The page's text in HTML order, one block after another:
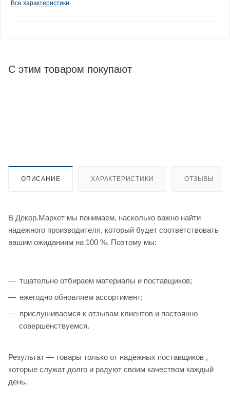
Все характеристики
С этим товаром покупают
ОПИСАНИЕ ХАРАКТЕРИСТИКИ ОТЗЫВЫ
В Декор.Маркет мы понимаем, насколько важно найти
надежного производителя, который будет соответствовать
вашим ожиданиям на 100 %. Поэтому мы:
тщательно отбираем материалы и поставщиков;
ежегодно обновляем ассортимент;
прислушиваемся к отзывам клиентов и постоянно
совершенствуемся.
Результат — товары только от надежных поставщиков ,
которые служат долго и радуют своим качеством каждый
день.